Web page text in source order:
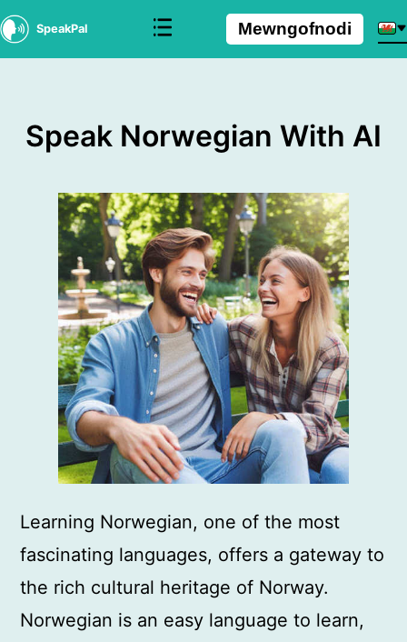
SpeakPal Mewngofnodi
Speak Norwegian With AI
Learning Norwegian, one of the most
fascinating languages, offers a gateway to
the rich cultural heritage of Norway.
Norwegian is an easy language to learn,